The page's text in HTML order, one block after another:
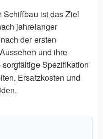
Schiffbau ist das Ziel
jahrelanger
der ersten
und ihre
Spezifikation
Ersatzkosten und